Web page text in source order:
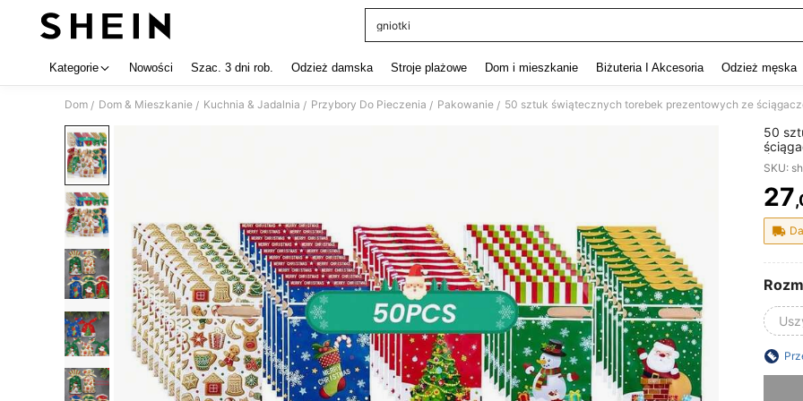
gniotki
Kategorie Nowości Szac. 3 dni rob. Odzież damska Stroje plażowe Dom i mieszkanie Biżuteria I Akcesoria Odzież męska
Dom / Dom & Mieszkanie / Kuchnia & Jadalnia / Przybory Do Pieczenia / Pakowanie /
50
wzory
SKU:
27